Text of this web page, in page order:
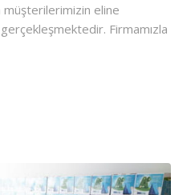
müşterilerimizin eline
Firmamızla